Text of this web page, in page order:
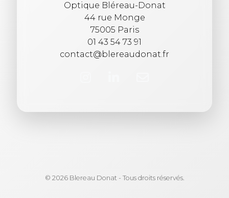
Optique Bléreau-Donat
44 rue Monge
75005 Paris
01 43 54 73 91
contact@blereaudonat.fr
© 2026 Blereau Donat - Tous droits réservés.